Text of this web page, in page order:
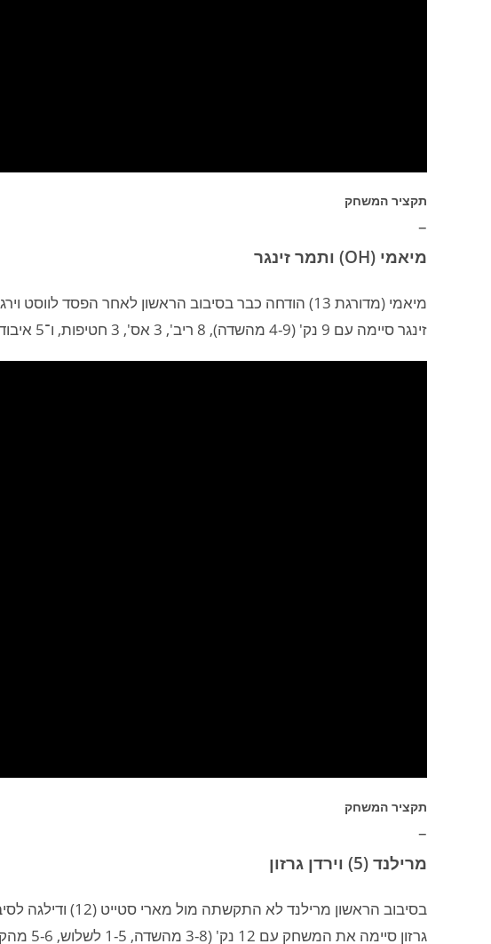
תקציר המשחק
–
מיאמי (OH) ותמר זינגר
מיאמי (מדורגת 13) הודחה כבר בסיבוב הראשון לאחר הפסד לווסט וירג'יניה (מדורגת 4) 82:54.
זינגר סיימה עם 9 נק' (4-9 מהשדה), 8 ריב', 3 אס', 3 חטיפות, ו־5 איבודים, ב-39 דקות על הפרקט.
תקציר המשחק
–
מרילנד (5) וירדן גרזון
בסיבוב הראשון מרילנד לא התקשתה מול מארי סטייט (12) ודילגה לסיבוב השני לאחר ניצחון 67:99.